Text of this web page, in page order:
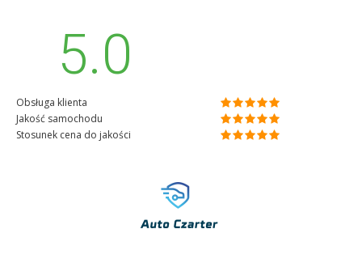
5.0
Obsługa klienta
Jakość samochodu
Stosunek cena do jakości